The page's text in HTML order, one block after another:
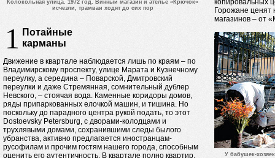
Колокольная улица. 1972 год. Винный магазин и ателье «Крючок»
исчезли, трамваи ходят до сих пор
1
Потайные
карманы
Движение в квартале наблюдается лишь по краям – по
Владимирскому проспекту, улице Марата и Кузнечному
переулку, а середина – Поварской, Дмитровский
переулки и даже Стремянная, сомнительный дублер
Невского, – стоячая вода. Каменные коридоры домов,
ряды припаркованных елочкой машин, и тишина. Но
поскольку до парадного центра рукой подать, то этот
Dostoevsky Petersburg, с дворами-колодцами и
трухлявыми домами, сохранившими следы былого
убранства, активно предлагается иностранцам-
русофилам и прочим гостям нашего города, способным
оценить его аутентичность. В квартале полно квартир,
копировальных
Горожане ценят
магазинов – от
У бабушек-